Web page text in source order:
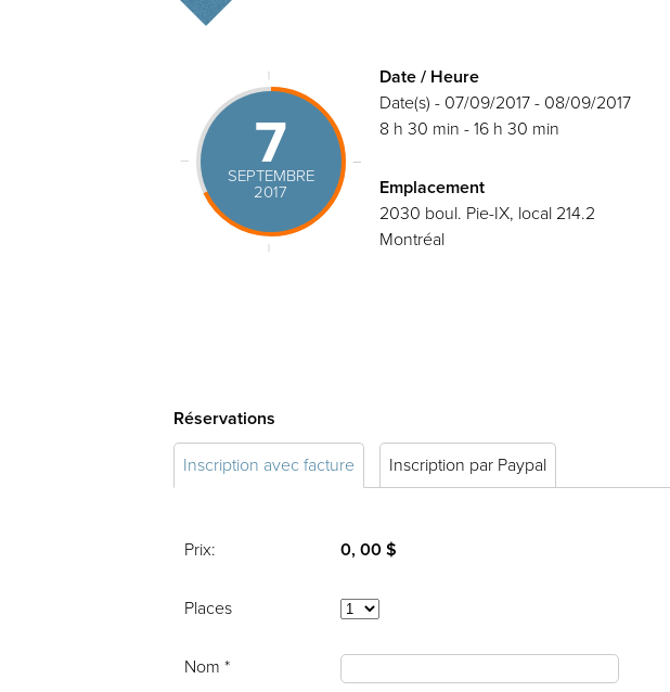
7
SEPTEMBRE
2017
Date / Heure
Date(s) - 07/09/2017 - 08/09/2017
8 h 30 min - 16 h 30 min
Emplacement
2030 boul. Pie-IX, local 214.2
Montréal
Réservations
Inscription avec facture Inscription par Paypal
Prix: 0, 00 $
Places
Nom *